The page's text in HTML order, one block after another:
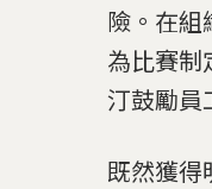
險。在
為比賽制
汀鼓勵員
既然獲得